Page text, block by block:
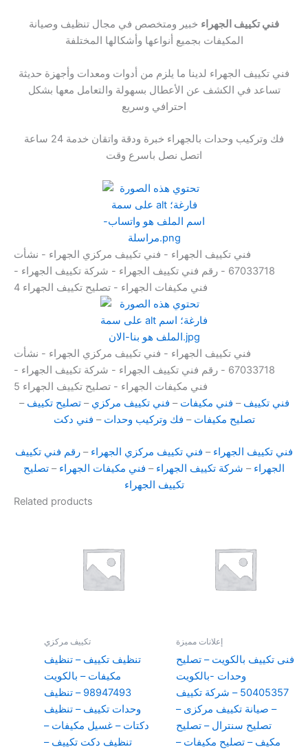
فني تكييف الجهراء خبير ومتخصص في مجال تنظيف وصيانة
المكيفات بجميع أنواعها وأشكالها المختلفة
فني تكييف الجهراء لدينا ما يلزم من أدوات ومعدات وأجهزة حديثة
تساعد في الكشف عن الأعطال بسهولة والتعامل معها بشكل
احترافي وسريع
فك وتركيب وحدات بالجهراء خبرة ودقة واتقان خدمة 24 ساعة
اتصل نصل باسرع وقت
فني تكييف الجهراء - فني تكييف مركزي الجهراء - نشأت
67033718 - رقم فني تكييف الجهراء - شركة تكييف الجهراء -
فني مكيفات الجهراء - تصليح تكييف الجهراء 4
فني تكييف الجهراء - فني تكييف مركزي الجهراء - نشأت
67033718 - رقم فني تكييف الجهراء - شركة تكييف الجهراء -
فني مكيفات الجهراء - تصليح تكييف الجهراء 5
فني تكييف – فني مكيفات – فني تكييف مركزي –تصليح تكييف –
تصليح مكيفات – فك وتركيب وحدات – فني دكت
فني تكييف الجهراء – فني تكييف مركزي الجهراء – رقم فني تكييف
الجهراء – شركة تكييف الجهراء – فني مكيفات الجهراء – تصليح
تكييف الجهراء
Related products
تكييف مركزي
تنظيف تكييف – تنظيف
مكيفات – بالكويت
98947493 – تنظيف
وحدات تكييف – تنظيف
دكتات – غسيل مكيفات –
تنظيف دكت تكييف –
إعلانات مميزة
فنى تكييف بالكويت – تصليح
وحدات -بالكويت
50405357 – شركة تكييف
– صيانة تكييف مركزى –
تصليح سنترال – تصليح
مكيف – تصليح مكيفات –